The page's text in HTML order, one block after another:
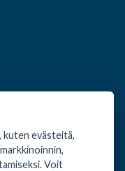
kuten evästeitä,
Voit